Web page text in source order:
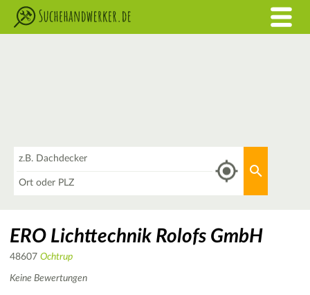
ERO Lichttechnik Rolofs GmbH
48607 Ochtrup
Keine Bewertungen